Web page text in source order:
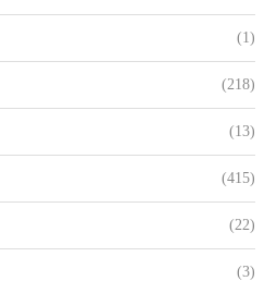
(1)
(218)
(13)
(415)
(22)
(3)